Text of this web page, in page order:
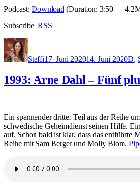
Podcast: Download (Duration: 3:50 —
Subscribe: RSS
Autor
Steffi17. Juni 202014. Juni 2020D,
1993: Arne Dahl – Fünf
Ein spannender dritter Teil aus der Reihe
schwedische Geheimdienst seinen Hilfe.
auf. Schon bald ist klar, dass das entführte
Reihe mit Sam Berger und Molly Blom.